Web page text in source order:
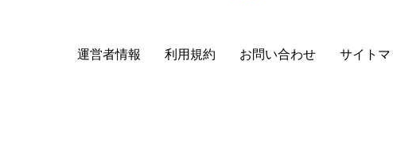
運営者情報 利用規約 お問い合わせ サイト